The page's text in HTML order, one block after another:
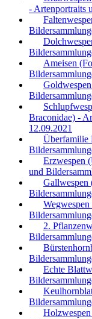
- Artenportraits
Ameisen
Braconidae) -
12.09.2021
Überfamilie
Erzwespen
und
Gallwespen
2.
Echte